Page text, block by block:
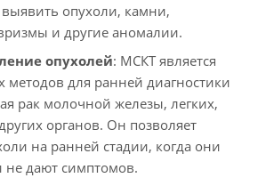
выявить опухоли, камни,
и другие аномалии.
опухолей: МСКТ является
для ранней диагностики
рак молочной железы, легких,
органов. Он позволяет
на ранней стадии, когда они
дают симптомов.